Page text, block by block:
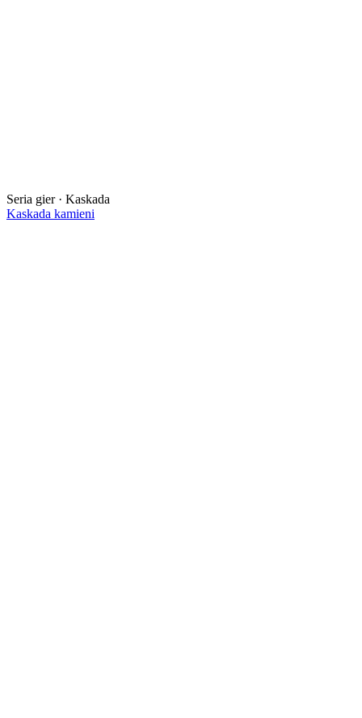
Seria gier · Kaskada
Kaskada kamieni